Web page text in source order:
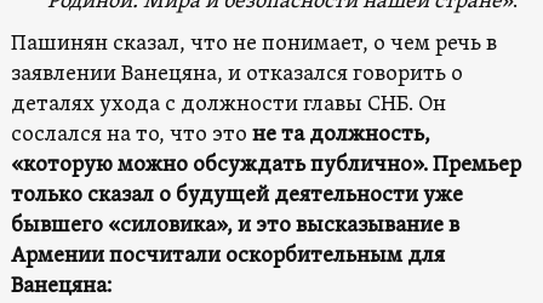
Пашинян сказал, что не понимает, о чем речь в
заявлении Ванецяна, и отказался говорить о
деталях ухода с должности главы СНБ. Он
сослался на то, что это не та должность,
«которую можно обсуждать публично».Премьер
только сказал о будущей деятельности уже
бывшего «силовика», и это высказывание в
Армении посчитали оскорбительным для
Ванецяна: